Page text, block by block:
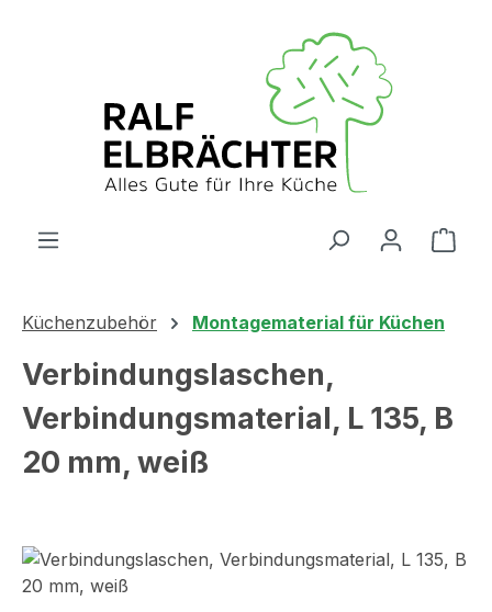
Küchenzubehör Montagematerial für Küchen
Verbindungslaschen,
Verbindungsmaterial, L 135, B
20 mm, weiß
Bildergalerie überspringen